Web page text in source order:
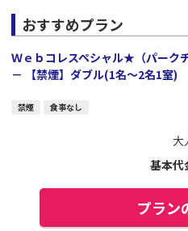
おすすめプラン
Ｗｅｂコレスペシャル★（パーク
－ 【禁煙】ダブル(1名～2名1室)
禁煙 食事なし
大
基本代
プラン